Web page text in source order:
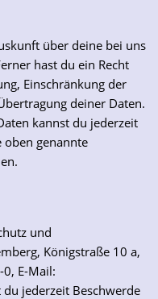
über deine bei uns
hast du ein Recht
Einschränkung der
deiner Daten.
kannst du jederzeit
genannte
und
Königstraße 10 a,
E-Mail:
jederzeit Beschwerde